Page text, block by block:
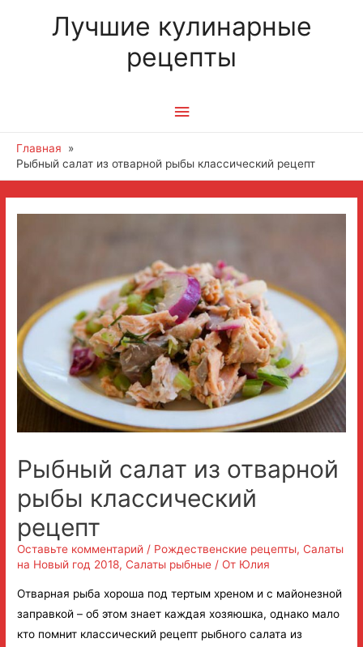
Лучшие кулинарные
рецепты
Главное
Главная
Рыбный салат из отварной рыбы классический рецепт
Рыбный салат из отварной
рыбы классический
рецепт
Оставьте комментарий / Рождественские рецепты,Салаты
на Новый год 2018,Салаты рыбные / От Юлия
Отварная рыба хороша под тертым хреном и с майонезной
заправкой – об этом знает каждая хозяюшка, однако мало
кто помнит классический рецепт рыбного салата из